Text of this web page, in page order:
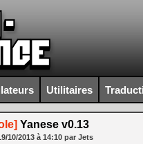
Utilitaires
Yanese v0.13
10/2013 à 14:10 par Jets